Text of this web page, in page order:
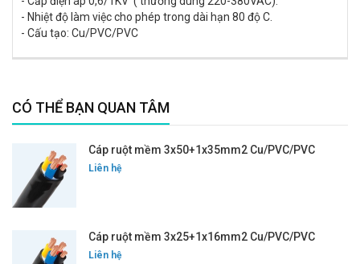
- Nhiệt độ làm việc cho phép trong dài hạn 80 độ C.
- Cấu tạo: Cu/PVC/PVC
CÓ THỂ BẠN QUAN TÂM
Cáp ruột mềm 3x50+1x35mm2 Cu/PVC/PVC
Liên hệ
Cáp ruột mềm 3x25+1x16mm2 Cu/PVC/PVC
Liên hệ